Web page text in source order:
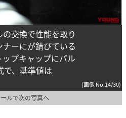
交換で性能を取り
ーにが錆びている
プキャップにバル
で、基準値は
(画像 No.14/30)
ルで次の写真へ